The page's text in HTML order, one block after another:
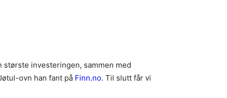
investeringen, sammen med
ovn han fant på Finn.no. Til slutt får vi